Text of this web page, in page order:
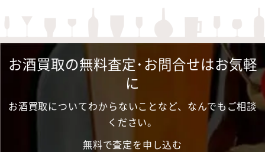
お酒買取の無料査定･お問合せはお気軽
に
お酒買取についてわからないことなど、なんでもご相談
ください。
無料で査定を申し込む